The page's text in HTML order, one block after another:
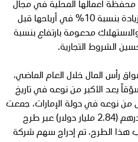
أعمالها المحلية في مجال
الغاز. وسجلت أعمال الغاز المحلية زيادة بنسبة 10% في أرباحها قبل
مدعومة بارتفاع بنسبة
رأس المال خلال العام الماضي،
يعد الأكبر من نوعه في تاريخ
من نوعه في دولة الإمارات، جمعت
من خلاله مبلغ قدره 10.43 مليار درهم (2.84 مليار دولار) عبر طرح
أعقاب هذا الطرح، تم إدراج سهم شركة